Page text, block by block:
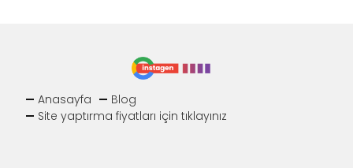
Anasayfa
Blog
Site yaptırma fiyatları için tıklayınız